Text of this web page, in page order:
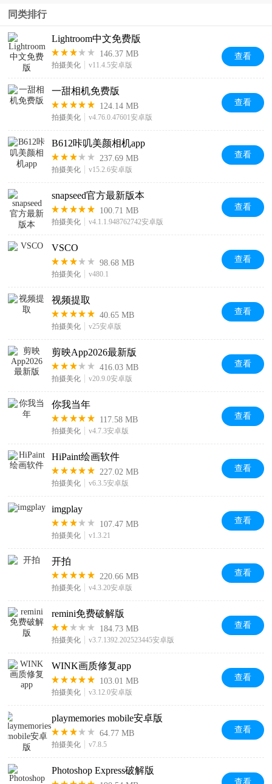
同类排行
Lightroom中文免费版
146.37 MB
拍摄美化 v11.4.5安卓版
查看
一甜相机免费版
124.14 MB
拍摄美化 v4.76.0.47601安卓版
查看
B612咔叽美颜相机app
237.69 MB
拍摄美化 v15.2.6安卓版
查看
snapseed官方最新版本
100.71 MB
拍摄美化 v4.1.1.948762742安卓版
查看
VSCO
98.68 MB
拍摄美化 v480.1
查看
视频提取
40.65 MB
拍摄美化 v25安卓版
查看
剪映App2026最新版
416.03 MB
拍摄美化 v20.9.0安卓版
查看
你我当年
117.58 MB
拍摄美化 v4.7.3安卓版
查看
HiPaint绘画软件
227.02 MB
拍摄美化 v6.3.5安卓版
查看
imgplay
107.47 MB
拍摄美化 v1.3.21
查看
开拍
220.66 MB
拍摄美化 v4.3.20安卓版
查看
remini免费破解版
184.73 MB
拍摄美化 v3.7.1392.202523445安卓版
查看
WINK画质修复app
103.01 MB
拍摄美化 v3.12.0安卓版
查看
playmemories mobile安卓版
64.77 MB
拍摄美化 v7.8.5
查看
Photoshop Express破解版
查看